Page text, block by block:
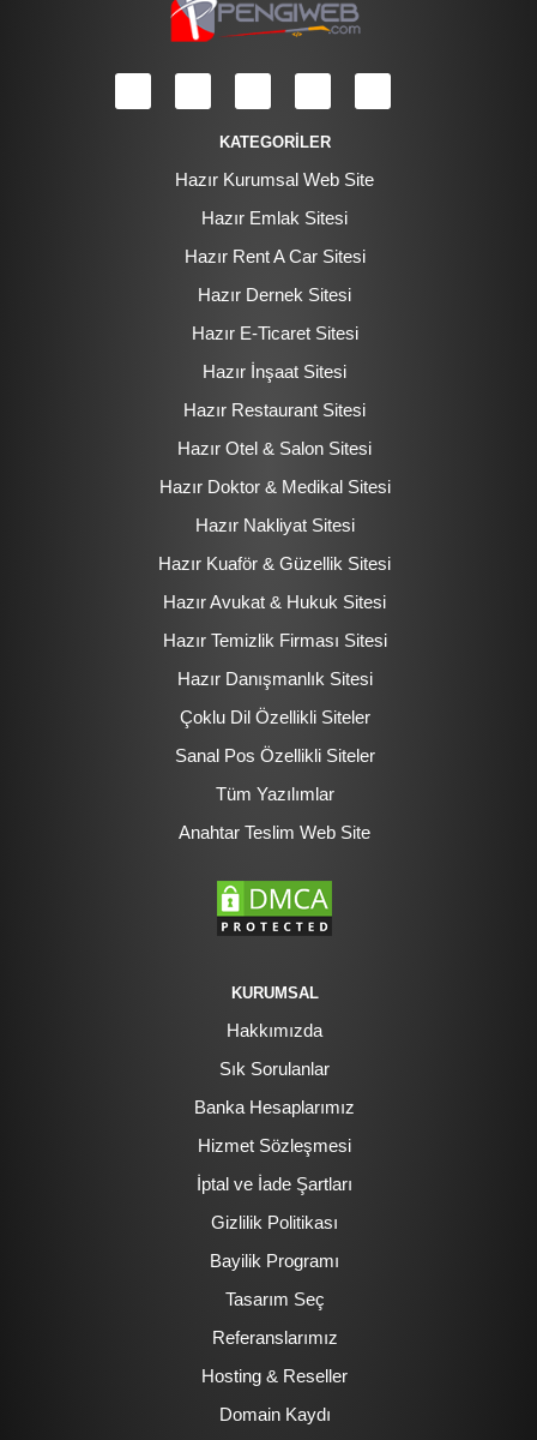
KATEGORİLER
Hazır Kurumsal Web Site
Hazır Emlak Sitesi
Hazır Rent A Car Sitesi
Hazır Dernek Sitesi
Hazır E-Ticaret Sitesi
Hazır İnşaat Sitesi
Hazır Restaurant Sitesi
Hazır Otel & Salon Sitesi
Hazır Doktor & Medikal Sitesi
Hazır Nakliyat Sitesi
Hazır Kuaför & Güzellik Sitesi
Hazır Avukat & Hukuk Sitesi
Hazır Temizlik Firması Sitesi
Hazır Danışmanlık Sitesi
Çoklu Dil Özellikli Siteler
Sanal Pos Özellikli Siteler
Tüm Yazılımlar
Anahtar Teslim Web Site
KURUMSAL
Hakkımızda
Sık Sorulanlar
Banka Hesaplarımız
Hizmet Sözleşmesi
İptal ve İade Şartları
Gizlilik Politikası
Bayilik Programı
Tasarım Seç
Referanslarımız
Hosting & Reseller
Domain Kaydı